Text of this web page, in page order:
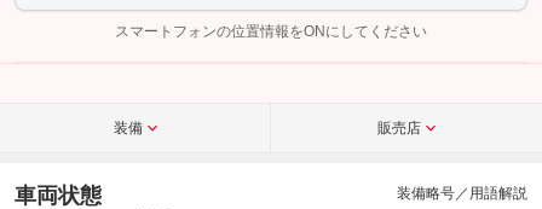
完了してください。
こちら
スマートフォンの位置情報をONにしてください
装備 販売店
車両状態 装備略号／用語解説